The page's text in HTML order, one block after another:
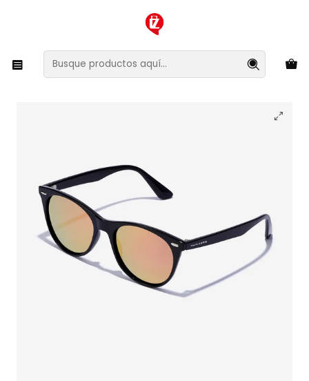
XMAS SALE ¡Compra antes de que la oferta termine!
Lentes y Accesorios Lentes de Sol
Lentes de Sol Polarizado Hawkers Harlow HHAR22BKTP